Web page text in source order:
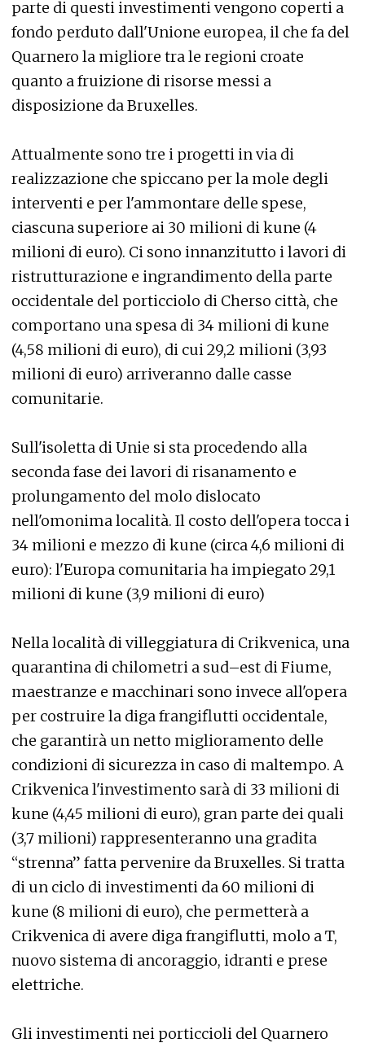
parte di questi investimenti vengono coperti a
fondo perduto dall'Unione europea, il che fa del
Quarnero la migliore tra le regioni croate
quanto a fruizione di risorse messi a
disposizione da Bruxelles.
Attualmente sono tre i progetti in via di
realizzazione che spiccano per la mole degli
interventi e per l'ammontare delle spese,
ciascuna superiore ai 30 milioni di kune (4
milioni di euro). Ci sono innanzitutto i lavori di
ristrutturazione e ingrandimento della parte
occidentale del porticciolo di Cherso città, che
comportano una spesa di 34 milioni di kune
(4,58 milioni di euro), di cui 29,2 milioni (3,93
milioni di euro) arriveranno dalle casse
comunitarie.
Sull'isoletta di Unie si sta procedendo alla
seconda fase dei lavori di risanamento e
prolungamento del molo dislocato
nell'omonima località. Il costo dell'opera tocca i
34 milioni e mezzo di kune (circa 4,6 milioni di
euro): l'Europa comunitaria ha impiegato 29,1
milioni di kune (3,9 milioni di euro)
Nella località di villeggiatura di Crikvenica, una
quarantina di chilometri a sud–est di Fiume,
maestranze e macchinari sono invece all'opera
per costruire la diga frangiflutti occidentale,
che garantirà un netto miglioramento delle
condizioni di sicurezza in caso di maltempo. A
Crikvenica l'investimento sarà di 33 milioni di
kune (4,45 milioni di euro), gran parte dei quali
(3,7 milioni) rappresenteranno una gradita
“strenna” fatta pervenire da Bruxelles. Si tratta
di un ciclo di investimenti da 60 milioni di
kune (8 milioni di euro), che permetterà a
Crikvenica di avere diga frangiflutti, molo a T,
nuovo sistema di ancoraggio, idranti e prese
elettriche.
Gli investimenti nei porticcioli del Quarnero